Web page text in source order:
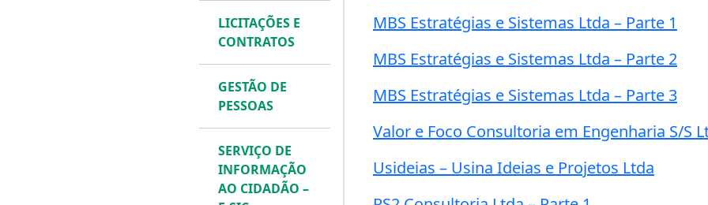
LICITAÇÕES E
CONTRATOS
GESTÃO DE
PESSOAS
SERVIÇO DE
INFORMAÇÃO
AO CIDADÃO –
MBS Estratégias e Sistemas Ltda – Parte 1
MBS Estratégias e Sistemas Ltda – Parte 2
MBS Estratégias e Sistemas Ltda – Parte 3
Valor e Foco Consultoria em Engenharia S/S
Usideias – Usina Ideias e Projetos Ltda